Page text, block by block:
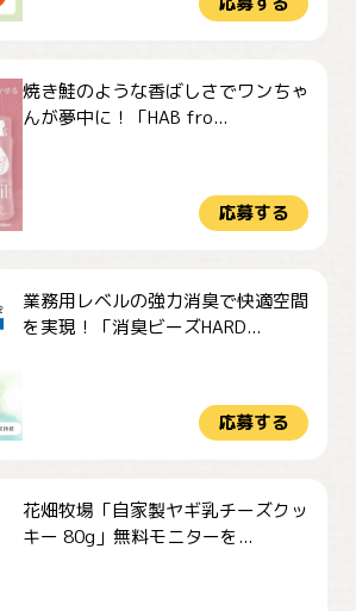
焼き鮭のような香ばしさでワンちゃ
んが夢中に！「HAB fro...
応募する
業務用レベルの強力消臭で快適空間
を実現！「消臭ビーズHARD...
応募する
花畑牧場「自家製ヤギ乳チーズクッ
キー 80g」無料モニターを...